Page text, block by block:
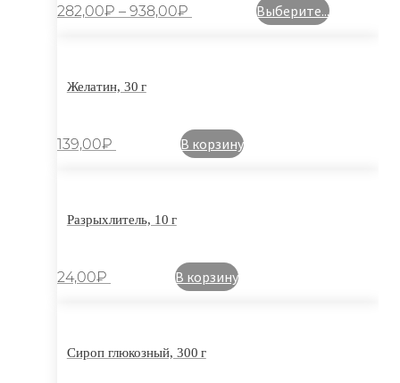
282,00₽ – 938,00₽ Выберите...
Желатин, 30 г
139,00₽ В корзину
Разрыхлитель, 10 г
24,00₽ В корзину
Сироп глюкозный, 300 г